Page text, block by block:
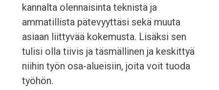
kannalta olennaisinta teknistä ja
ammatillista pätevyyttäsi sekä muuta
asiaan liittyvää kokemusta. Lisäksi sen
tulisi olla tiivis ja täsmällinen ja keskittyä
niihin työn osa-alueisiin, joita voit tuoda
työhön.